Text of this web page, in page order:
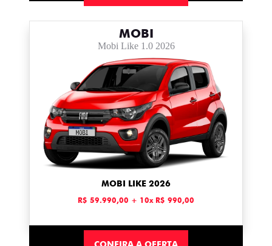
MOBI
Mobi Like 1.0 2026
MOBI LIKE 2026
R$ 59.990,00 + 10x R$ 990,00